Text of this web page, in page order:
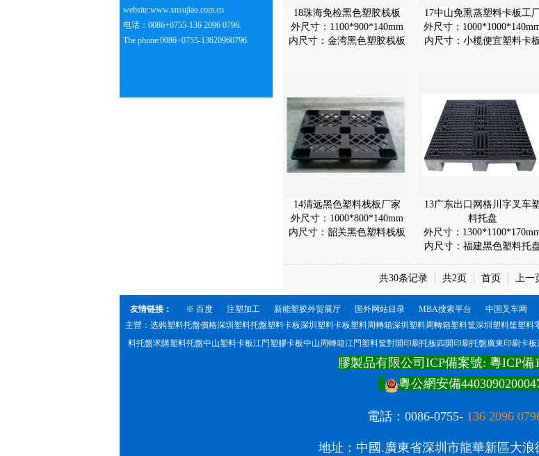
website:www.xnsujiao.com.cn
电话：0086+0755-136 2096 0796.
The phone:0086+0755-13620960796.
18珠海免检黑色塑胶栈板
外尺寸：1100*900*140mm
内尺寸：金湾黑色塑胶栈板
17中山免熏蒸塑料卡板工
外尺寸：
内尺寸：小榄便宜塑料卡板
14清远黑色塑料栈板厂家
外尺寸：1000*800*140mm
内尺寸：韶关黑色塑料栈板
13广东出口网格川字叉车
料托盘
外尺寸：
内尺寸：福建黑色塑料托
共30条记录 共2页 首页 上一
友情链接： ※ 百度 注塑加工 新能塑胶外贸展厅 国外网站目录 MBA搜索平台 中国叉车网
主營：选购塑料托盤價格深圳塑料托盤塑料卡板深圳塑料卡板塑料周轉箱深圳塑料周轉箱塑料筐深圳塑料筐塑
料托盤求購塑料托盤中山塑料卡板江門塑膠卡板中山周轉箱江門塑料筐對開印刷托板四開印刷托盤廣東印刷卡
膠製品有限公司ICP備案號: 粵ICP備
粵公網安備
電話：0086-0755- 136 2096
地址：中國.廣東省深圳市龍華新區大浪